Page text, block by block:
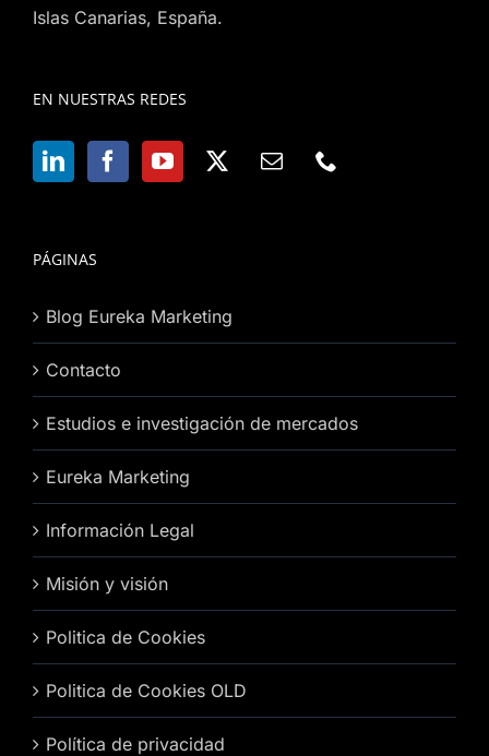
Islas Canarias, España.
EN NUESTRAS REDES
PÁGINAS
Blog Eureka Marketing
Contacto
Estudios e investigación de mercados
Eureka Marketing
Información Legal
Misión y visión
Politica de Cookies
Politica de Cookies OLD
Política de privacidad